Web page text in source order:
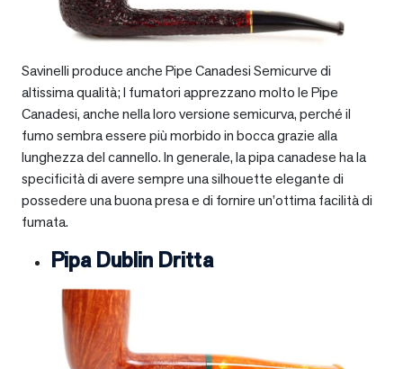
Savinelli produce anche Pipe Canadesi Semicurve di
altissima qualità; I fumatori apprezzano molto le Pipe
Canadesi, anche nella loro versione semicurva, perché il
fumo sembra essere più morbido in bocca grazie alla
lunghezza del cannello. In generale, la pipa canadese ha la
specificità di avere sempre una silhouette elegante di
possedere una buona presa e di fornire un’ottima facilità di
fumata.
Pipa Dublin Dritta